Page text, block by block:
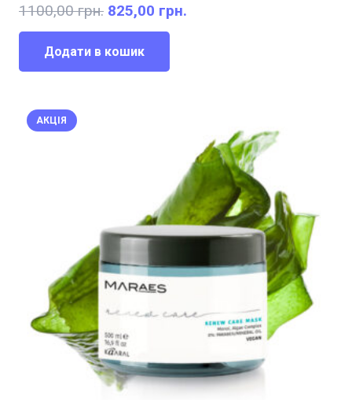
1100,00грн. Оригінальна
ціна:
1100,00 грн..
825,00 грн.
Додати в кошик
АКЦІЯ